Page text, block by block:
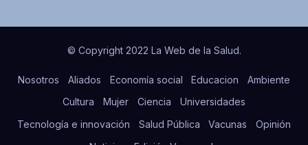
© Copyright 2022 La Web de la Salud.
Nosotros Aliados Economía social Educacion
Ambiente
Cultura
Mujer Ciencia
Universidades
Tecnología e innovación
Salud Pública Vacunas
Opinión